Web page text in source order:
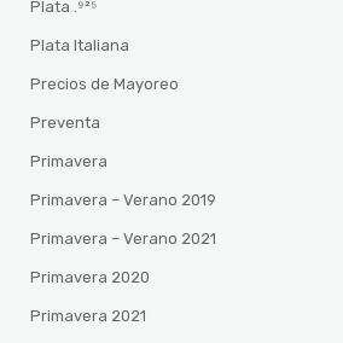
Plata .⁹²⁵
Plata Italiana
Precios de Mayoreo
Preventa
Primavera
Primavera – Verano 2019
Primavera – Verano 2021
Primavera 2020
Primavera 2021